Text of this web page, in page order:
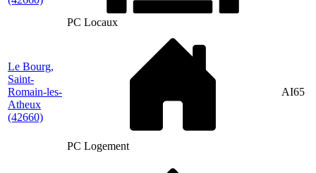
PC Locaux
Le Bourg,
Saint-
Romain-les-
Atheux
(42660)
PC Logement
AI65